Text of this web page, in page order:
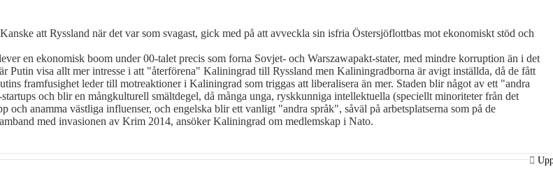
att Ryssland när det var som svagast, gick med på att avveckla sin isfria Östersjöflottbas mot ekonomiskt stöd och
en ekonomisk boom under 00-talet precis som forna Sovjet- och Warszawapakt-stater, med mindre korruption än i det
visa allt mer intresse i att "återförena" Kaliningrad till Ryssland men Kaliningradborna är avigt inställda, då de fått
framfusighet leder till motreaktioner i Kaliningrad som triggas att liberalisera än mer. Staden blir något av ett "andra
och blir en mångkulturell smältdegel, då många unga, ryskkunniga intellektuella (speciellt minoriteter från det
anamma västliga influenser, och engelska blir ett vanligt "andra språk", såväl på arbetsplatserna som på de
med invasionen av Krim 2014, ansöker Kaliningrad om medlemskap i Nato.